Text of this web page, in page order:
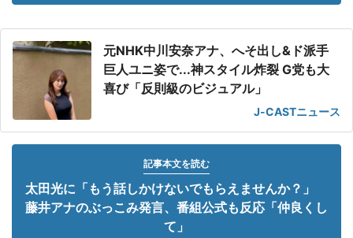
元NHK中川安奈アナ、へそ出し&ド派手
巨人ユニ姿で...神スタイル炸裂 G党も大
喜び「反則級のビジュアル」
J-CASTニュース
記事本文を読む
太田光に「もう話しかけないでもらえませんか？」
藤井アナのぶっこみ発言、番組公式も反応「仲良くし
て」